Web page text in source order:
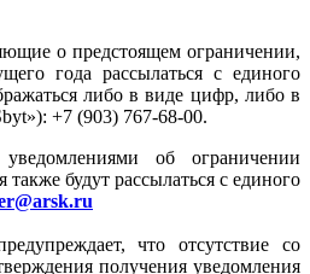
о предстоящем ограничении,
года рассылаться с единого
либо в виде цифр, либо в
+7 (903) 767-68-00.
об ограничении
будут рассылаться с единого
что отсутствие со
получения уведомления